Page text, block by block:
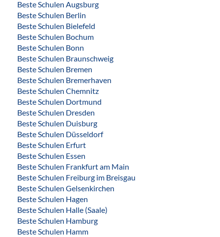
Beste Schulen Augsburg
Beste Schulen Berlin
Beste Schulen Bielefeld
Beste Schulen Bochum
Beste Schulen Bonn
Beste Schulen Braunschweig
Beste Schulen Bremen
Beste Schulen Bremerhaven
Beste Schulen Chemnitz
Beste Schulen Dortmund
Beste Schulen Dresden
Beste Schulen Duisburg
Beste Schulen Düsseldorf
Beste Schulen Erfurt
Beste Schulen Essen
Beste Schulen Frankfurt am Main
Beste Schulen Freiburg im Breisgau
Beste Schulen Gelsenkirchen
Beste Schulen Hagen
Beste Schulen Halle (Saale)
Beste Schulen Hamburg
Beste Schulen Hamm